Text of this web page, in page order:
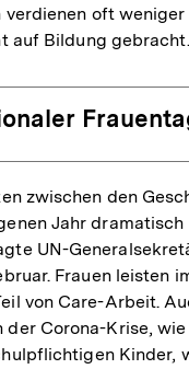
verdienen oft
auf Bildung gebracht.
zwischen den
Jahr dramatisch
UN-
Frauen leisten
von Care-Arbeit.
der Corona-Krise,
Kinder,